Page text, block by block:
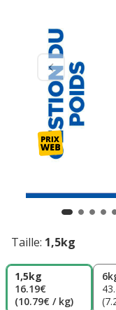
Taille: 1,5kg
1,5kg
16.19€
(10.79€ / kg)